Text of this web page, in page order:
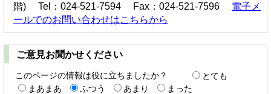
階) Tel：024-521-7594 Fax：024-521-7596 電子メ
ールでのお問い合わせはこちらから
ご意見お聞かせください
このページの情報は役に立ちましたか？
とても
まあまあ
ふつう あまり
まった